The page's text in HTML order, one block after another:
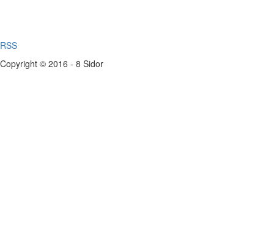
RSS
Copyright © 2016 - 8 Sidor